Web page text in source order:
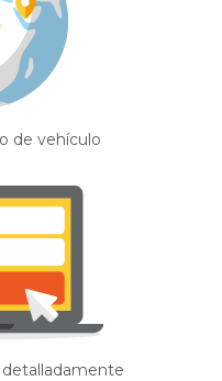
de vehículo